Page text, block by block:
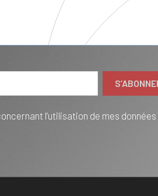
l’utilisation de mes données